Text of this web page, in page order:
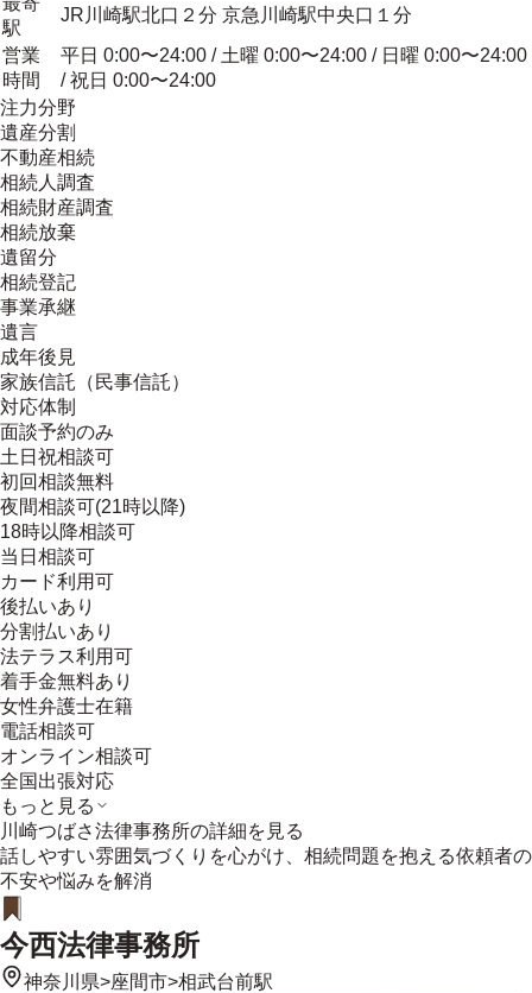
駅
JR川崎駅北口２分 京急川崎駅中央口１分
営業
時間
平日 0:00〜24:00 / 土曜 0:00〜24:00 / 日曜 0:00〜24:00
/ 祝日 0:00〜24:00
注力分野
遺産分割
不動産相続
相続人調査
相続財産調査
相続放棄
遺留分
相続登記
事業承継
遺言
成年後見
家族信託（民事信託）
対応体制
面談予約のみ
土日祝相談可
初回相談無料
夜間相談可(21時以降)
18時以降相談可
当日相談可
カード利用可
後払いあり
分割払いあり
法テラス利用可
着手金無料あり
女性弁護士在籍
電話相談可
オンライン相談可
全国出張対応
もっと見る
川崎つばさ法律事務所の詳細を見る
話しやすい雰囲気づくりを心がけ、相続問題を抱える依頼者の
不安や悩みを解消
今西法律事務所
神奈川県>座間市>相武台前駅